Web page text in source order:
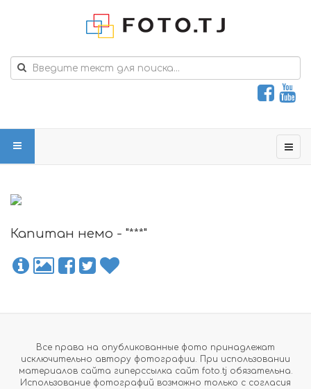
Капитан немо - "***"
Все права на опубликованные фото принадлежат
исключительно автору фотографии. При использовании
материалов сайта гиперссылка сайт foto.tj обязательна.
Использование фотографий возможно только с согласия